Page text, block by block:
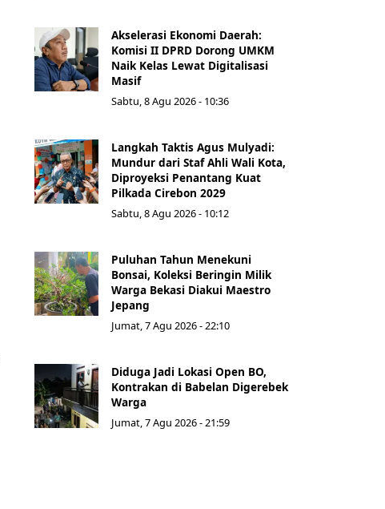
Akselerasi Ekonomi Daerah:
Komisi II DPRD Dorong UMKM
Naik Kelas Lewat Digitalisasi
Masif
Sabtu, 8 Agu 2026 - 10:36
Langkah Taktis Agus Mulyadi:
Mundur dari Staf Ahli Wali Kota,
Diproyeksi Penantang Kuat
Pilkada Cirebon 2029
Sabtu, 8 Agu 2026 - 10:12
Puluhan Tahun Menekuni
Bonsai, Koleksi Beringin Milik
Warga Bekasi Diakui Maestro
Jepang
Jumat, 7 Agu 2026 - 22:10
Diduga Jadi Lokasi Open BO,
Kontrakan di Babelan Digerebek
Warga
Jumat, 7 Agu 2026 - 21:59